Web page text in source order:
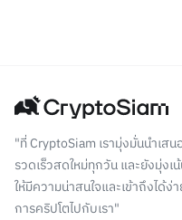
"ที่ CryptoSiam เรามุ่งมั่นนำเส
รวดเร็วสดใหม่ทุกวัน และยังมุ่งเ
ให้มีความน่าสนใจและเข้าถึงได้
การคริปโตไปกับเรา"